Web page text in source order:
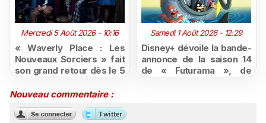
Mercredi 5 Août 2026 - 10:16
« Waverly Place : Les
Nouveaux Sorciers » fait
son grand retour dès le 5
26 octobre sur Disney
Samedi 1 Août 2026 - 12:29
Disney+ dévoile la bande-
annonce de la saison 14
de « Futurama », de
Nouveau commentaire :